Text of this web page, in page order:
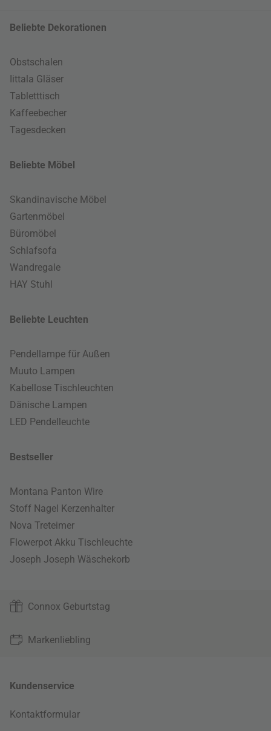
Beliebte Dekorationen
Obstschalen
Iittala Gläser
Tabletttisch
Kaffeebecher
Tagesdecken
Beliebte Möbel
Skandinavische Möbel
Gartenmöbel
Büromöbel
Schlafsofa
Wandregale
HAY Stuhl
Beliebte Leuchten
Pendellampe für Außen
Muuto Lampen
Kabellose Tischleuchten
Dänische Lampen
LED Pendelleuchte
Bestseller
Montana Panton Wire
Stoff Nagel Kerzenhalter
Nova Treteimer
Flowerpot Akku Tischleuchte
Joseph Joseph Wäschekorb
Connox Geburtstag
Markenliebling
Kundenservice
Kontaktformular